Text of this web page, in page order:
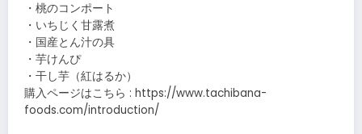
・桃のコンポート
・いちじく甘露煮
・国産とん汁の具
・芋けんぴ
・干し芋（紅はるか）
購入ページはこちら : https://www.tachibana-
foods.com/introduction/